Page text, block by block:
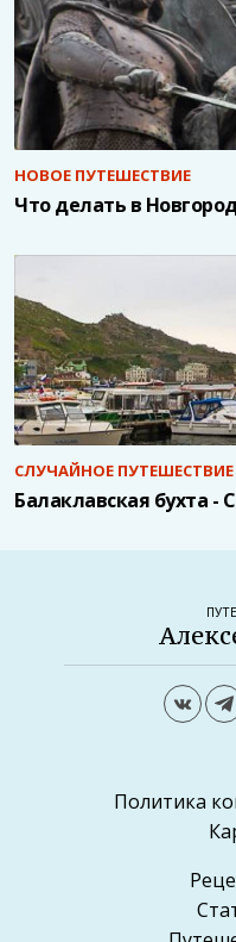
НОВОЕ ПУТЕШЕСТВИЕ
Что делать в
СЛУЧАЙНОЕ ПУТЕШЕСТВИЕ
Балаклавская бухта -
Политика